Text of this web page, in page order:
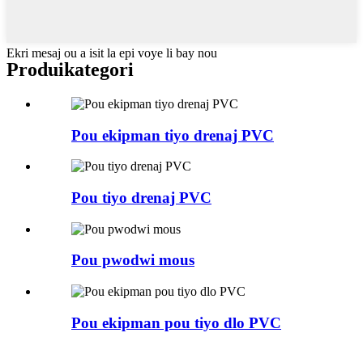
Ekri mesaj ou a isit la epi voye li bay nou
Produikategori
Pou ekipman tiyo drenaj PVC
Pou tiyo drenaj PVC
Pou pwodwi mous
Pou ekipman pou tiyo dlo PVC